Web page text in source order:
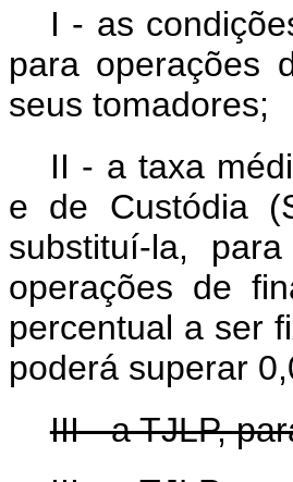
I - as
para operações
seus tomadores;
II - a taxa
e de Custódia
substituí-la,
operações de
percentual a ser
poderá superar
III - a TJLP,